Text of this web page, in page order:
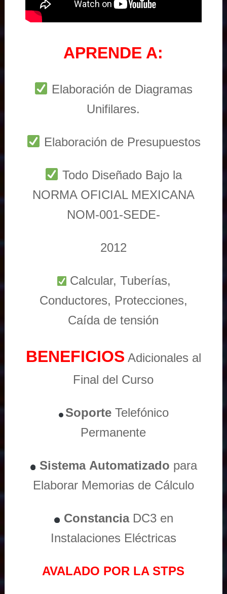
APRENDE A:
Elaboración de Diagramas
Unifilares.
Elaboración de Presupuestos
Todo Diseñado Bajo la
NORMA OFICIAL MEXICANA
NOM-001-SEDE-
2012
Calcular, Tuberías,
Conductores, Protecciones,
Caída de tensión
BENEFICIOS Adicionales al
Final del Curso
Soporte Telefónico
Permanente
Sistema Automatizado para
Elaborar Memorias de Cálculo
ConstanciaDC3 en
Instalaciones Eléctricas
AVALADO POR LA STPS